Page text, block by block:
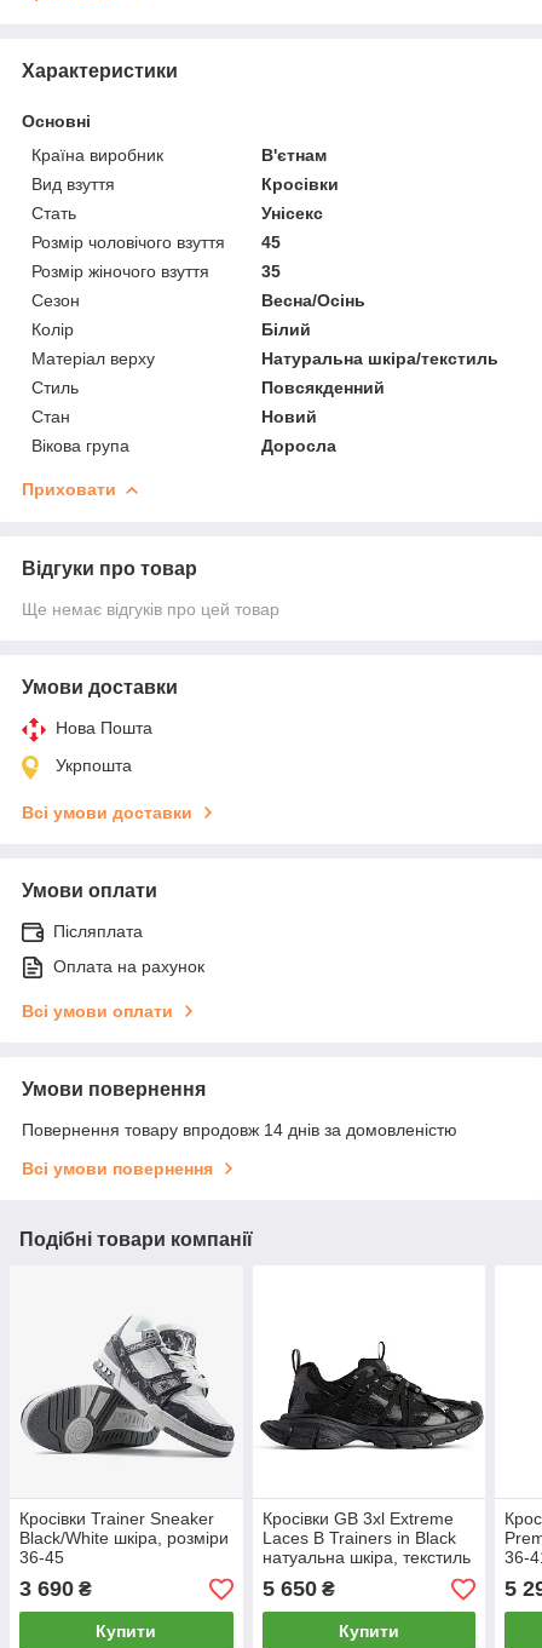
Характеристики
Основні
Країна виробник
В'єтнам
Вид взуття
Кросівки
Стать
Унісекс
Розмір чоловічого взуття
45
Розмір жіночого взуття
35
Сезон
Весна/Осінь
Колір
Білий
Матеріал верху
Натуральна шкіра/текстиль
Стиль
Повсякденний
Стан
Новий
Вікова група
Доросла
Приховати
Відгуки про товар
Ще немає відгуків про цей товар
Умови доставки
Нова Пошта
Укрпошта
Всі умови доставки
Умови оплати
Післяплата
Оплата на рахунок
Всі умови оплати
Умови повернення
Повернення товару впродовж 14 днів за домовленістю
Всі умови повернення
Подібні товари компанії
Кросівки Trainer Sneaker
Black/White шкіра, розміри
36-45
3 690 ₴
Купити
Кросівки GB 3xl Extreme
Laces B Trainers in Black
натуальна шкіра, текстиль
розміри 35-45
5 650₴
Купити
36-
5